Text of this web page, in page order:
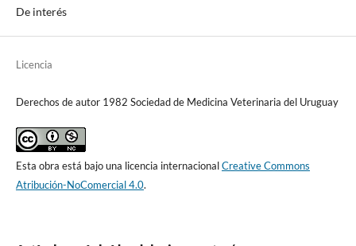
De interés
Licencia
Derechos de autor 1982 Sociedad de Medicina Veterinaria del Uruguay
Esta obra está bajo una licencia internacionalCreative Commons
Atribución-NoComercial 4.0.